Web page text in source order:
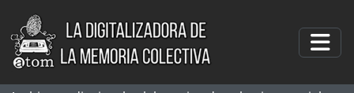
Skip to main content